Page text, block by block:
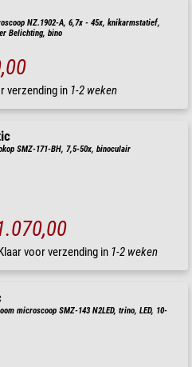
NZ.1902-A, 6,7x - 45x, knikarmstatief,
Belichting, bino
verzending in 1-2 weken
SMZ-171-BH, 7,5-50x, binoculair
voor verzending in 1-2 weken
microscoop SMZ-143 N2LED, trino, LED, 10-